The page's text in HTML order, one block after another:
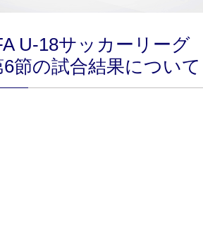
果 アクセス
U-18サッカーリーグ
6節の試合結果について